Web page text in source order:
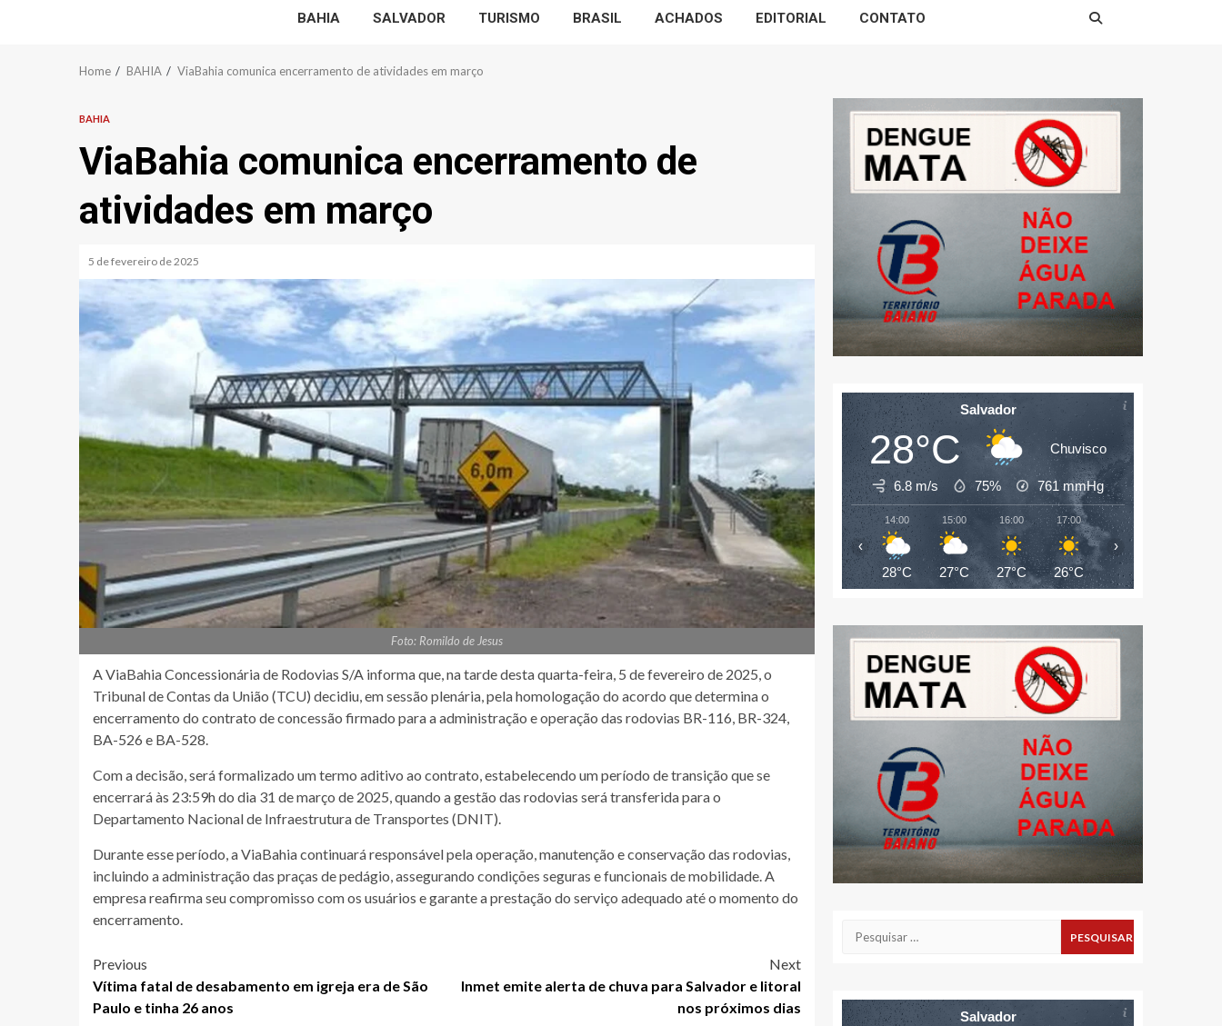
BAHIA SALVADOR TURISMO BRASIL ACHADOS EDITORIAL CONTATO
Home BAHIA ViaBahia comunica encerramento de atividades em março
BAHIA
ViaBahia comunica encerramento de
atividades em março
5 de fevereiro de 2025
Foto: Romildo de Jesus
A ViaBahia Concessionária de Rodovias S/A informa que, na tarde desta quarta-feira, 5 de fevereiro de 2025, o
Tribunal de Contas da União (TCU) decidiu, em sessão plenária, pela homologação do acordo que determina o
encerramento do contrato de concessão firmado para a administração e operação das rodovias BR-116, BR-324,
BA-526 e BA-528.
Com a decisão, será formalizado um termo aditivo ao contrato, estabelecendo um período de transição que se
encerrará às 23:59h do dia 31 de março de 2025, quando a gestão das rodovias será transferida para o
Departamento Nacional de Infraestrutura de Transportes (DNIT).
Durante esse período, a ViaBahia continuará responsável pela operação, manutenção e conservação das rodovias,
incluindo a administração das praças de pedágio, assegurando condições seguras e funcionais de mobilidade. A
empresa reafirma seu compromisso com os usuários e garante a prestação do serviço adequado até o momento do
encerramento.
Post
navigation
Previous
Vítima fatal de desabamento em igreja era de São
Paulo e tinha 26 anos
Next
Inmet emite alerta de chuva para Salvador e litoral
nos próximos dias
Salvador
28°C Chuvisco
6.8 m/s 75% 761mmHg
14:00
28°C
15:00
27°C
16:00
27°C
17:00
26°C
18:00
26°C
‹ ›
Pesquisar
Salvador